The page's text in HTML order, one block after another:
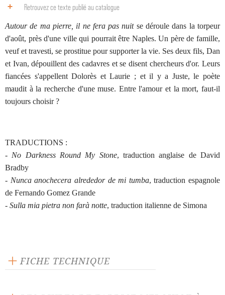
Retrouvez ce texte publié au catalogue
Autour de ma pierre, il ne fera pas nuitse déroule dans la torpeur
d'août, près d'une ville qui pourrait être Naples. Un père de famille,
veuf et travesti, se prostitue pour supporter la vie. Ses deux fils, Dan
et Ivan, dépouillent des cadavres et se disent chercheurs d'or. Leurs
fiancées s'appellent Dolorès et Laurie ; et il y a Juste, le poète
maudit à la recherche d'une muse. Entre l'amour et la mort, faut-il
toujours choisir ?
TRADUCTIONS :
- No Darkness Round My Stone, traduction anglaise de David
Bradby
- Nunca anochecera alrededor de mi tumba, traduction espagnole
de Fernando Gomez Grande
- Sulla mia pietra non farà notte, traduction italienne de Simona
FICHE TECHNIQUE